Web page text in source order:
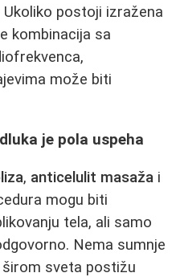
postoji izražena
kombinacija sa
može biti
je pola uspeha
, anticelulit masaža i
mogu biti
tela, ali samo
Nema sumnje
sveta postižu